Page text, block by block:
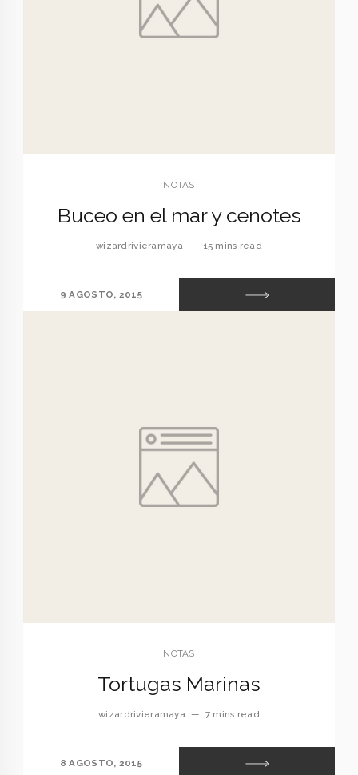
NOTAS
Buceo en el mar y cenotes
wizardrivieramaya — 15 mins read
9 AGOSTO, 2015
NOTAS
Tortugas Marinas
wizardrivieramaya — 7 mins read
8 AGOSTO, 2015